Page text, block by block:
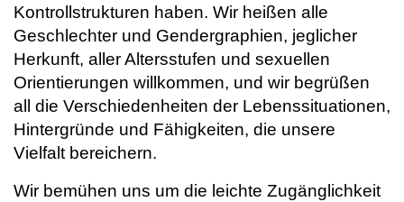
Kontrollstrukturen haben. Wir heißen alle
Geschlechter und Gendergraphien, jeglicher
Herkunft, aller Altersstufen und sexuellen
Orientierungen willkommen, und wir begrüßen
all die Verschiedenheiten der Lebenssituationen,
Hintergründe und Fähigkeiten, die unsere
Vielfalt bereichern.
Wir bemühen uns um die leichte Zugänglichkeit